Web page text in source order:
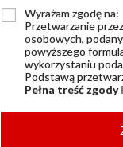
Wyrażam zgodę na:
Przetwarzanie przez
osobowych,
powyższego
wykorzystaniu
Podstawą
Pełna treść zgody